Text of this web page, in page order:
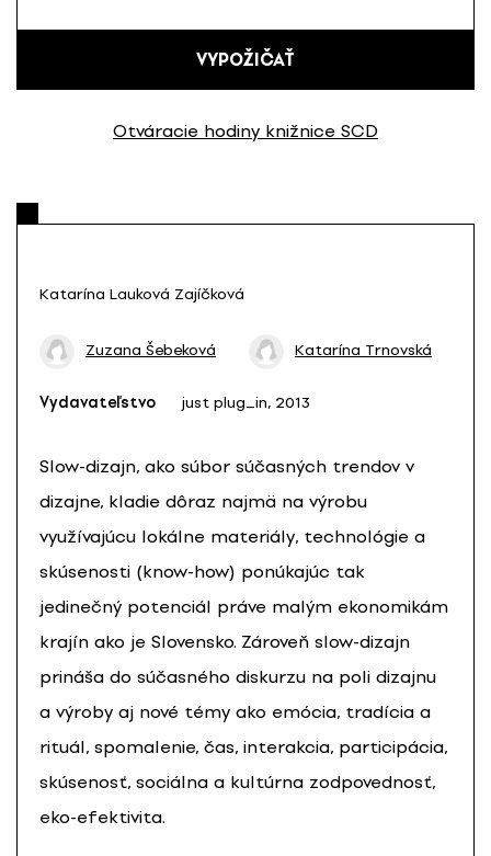
VYPOŽIČAŤ
Otváracie hodiny knižnice SCD
Katarína Lauková Zajíčková
Zuzana Šebeková Katarína Trnovská
Vydavateľstvo just plug_in, 2013
Slow-dizajn, ako súbor súčasných trendov v
dizajne, kladie dôraz najmä na výrobu
využívajúcu lokálne materiály, technológie a
skúsenosti (know-how) ponúkajúc tak
jedinečný potenciál práve malým ekonomikám
krajín ako je Slovensko. Zároveň slow-dizajn
prináša do súčasného diskurzu na poli dizajnu
a výroby aj nové témy ako emócia, tradícia a
rituál, spomalenie, čas, interakcia, participácia,
skúsenosť, sociálna a kultúrna zodpovednosť,
eko-efektivita.